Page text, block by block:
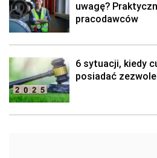
uwagę?
pracodawców
6 sytuacji, kiedy
posiadać